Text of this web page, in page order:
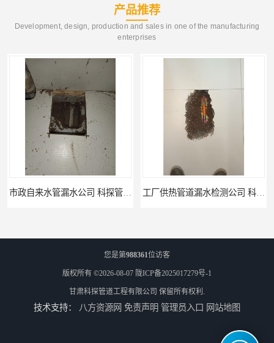
产品推荐
Development, design, production and sales in one of the manufacturing
enterprises
公司仪器测漏电话 科探管道工程
您是第988361位访客
版权所有 ©2026-08-07 陇ICP备2025017279号-1
甘肃科探管道工程有限公司 保留所有权利.
技术支持： 八方资源网 免责声明 管理员入口 网站地图